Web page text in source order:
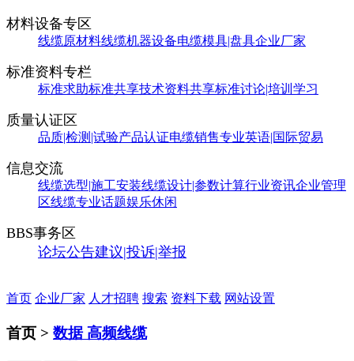
材料设备专区
线缆原材料线缆机器设备电缆模具|盘具企业厂家
标准资料专栏
标准求助标准共享技术资料共享标准讨论|培训学习
质量认证区
品质|检测|试验产品认证电缆销售专业英语|国际贸易
信息交流
线缆选型|施工安装线缆设计|参数计算行业资讯企业管理
区线缆专业话题娱乐休闲
BBS事务区
论坛公告建议|投诉|举报
首页 企业厂家 人才招聘 搜索 资料下载 网站设置
首页 > 数据 高频线缆